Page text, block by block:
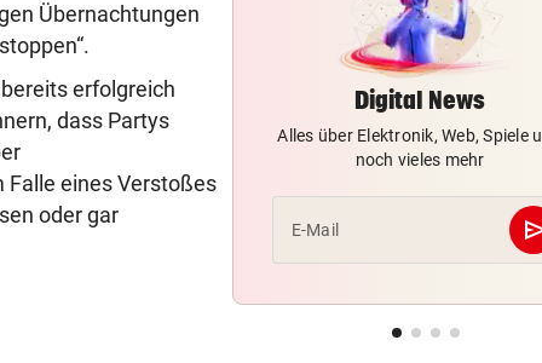
Übernachtungen
erfolgreich
dass Partys
Falle eines Verstoßes
oder gar
FÖHRENWALD IN FLAMMEN
500 Helfer kämpfen bei
gegen Inferno
BEI RONALDINHO-BESUCH vor 5
Nächster Brasilien-Star
den Wörthersee
vor
Premier-League-Klub
Digital News
Alles über Elektronik, Web, Spiele
noch vieles mehr
E-Mail